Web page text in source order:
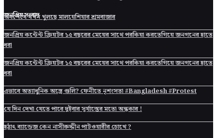
জনপ্রিয় সংবাদ
অবশেষে যখন খুলছে মালয়েশিয়ার শ্রমবাজার
জনপ্রিয় কন্টেন্ট ক্রিয়টর ১৫ বছরের মেয়ের সাথে পরকিয়া করতেগিয়ে জনগনের হাতে
ধরা
জনপ্রিয় কন্টেন্ট ক্রিয়টর ১৫ বছরের মেয়ের সাথে পরকিয়া করতেগিয়ে জনগনের হাতে
ধরা
এভাবে অত্যাধুনিক অস্ত্রে গুলি? ফেনীতে নৃশংসতা #Bangladesh #Protest
যে দিন দেখা যেতে পারে দুইবার সূর্যাস্তের মতো অন্ধকার !
হঠাৎ ব্যান্ডেজ কেন নাসীরুদ্দীন পাটওয়ারীর চোখে ?